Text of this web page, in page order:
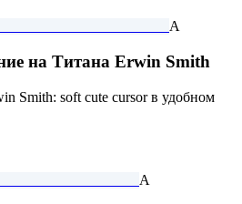
A
на Титана Erwin Smith
Smith: soft cute cursor в удобном
A